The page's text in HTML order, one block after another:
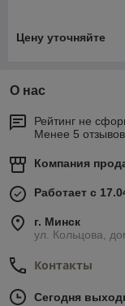
Цену уточняйте
О нас
Рейтинг не
Менее 5
Компания
Работает с
г. Минск
ул. Кольцова,
Контакты
Сегодня